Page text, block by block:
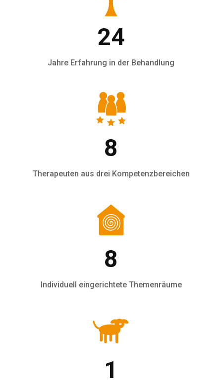
24
Jahre Erfahrung in der Behandlung
8
Therapeuten aus drei Kompetenzbereichen
8
Individuell eingerichtete Themenräume
1